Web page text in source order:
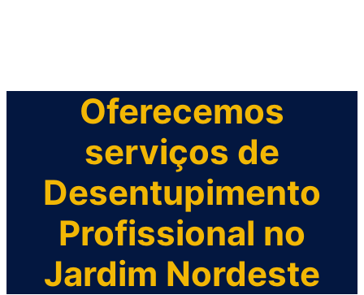
Oferecemos
serviços de
Desentupimento
Profissional no
Jardim Nordeste